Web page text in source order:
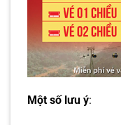
Một số lưu ý: